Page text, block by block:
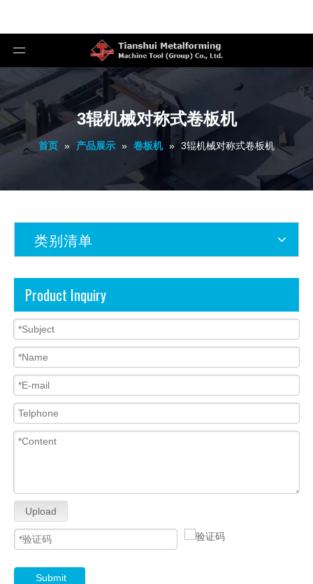
3辊机械对称式卷板机
首页 » 产品展示 » 卷板机 » 3辊机械对称式卷板机
类别清单
Product Inquiry
Upload
Submit